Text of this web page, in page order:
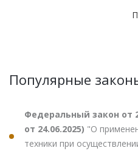
Популярные
Федеральный закон от
от 24.06.2025) "О
техники при